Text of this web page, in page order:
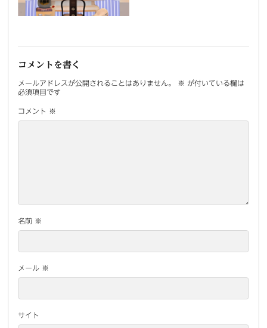
コメントを書く
メールアドレスが公開されることはありません。 ※ が付いている欄は
必須項目です
コメント ※
名前 ※
メール ※
サイト